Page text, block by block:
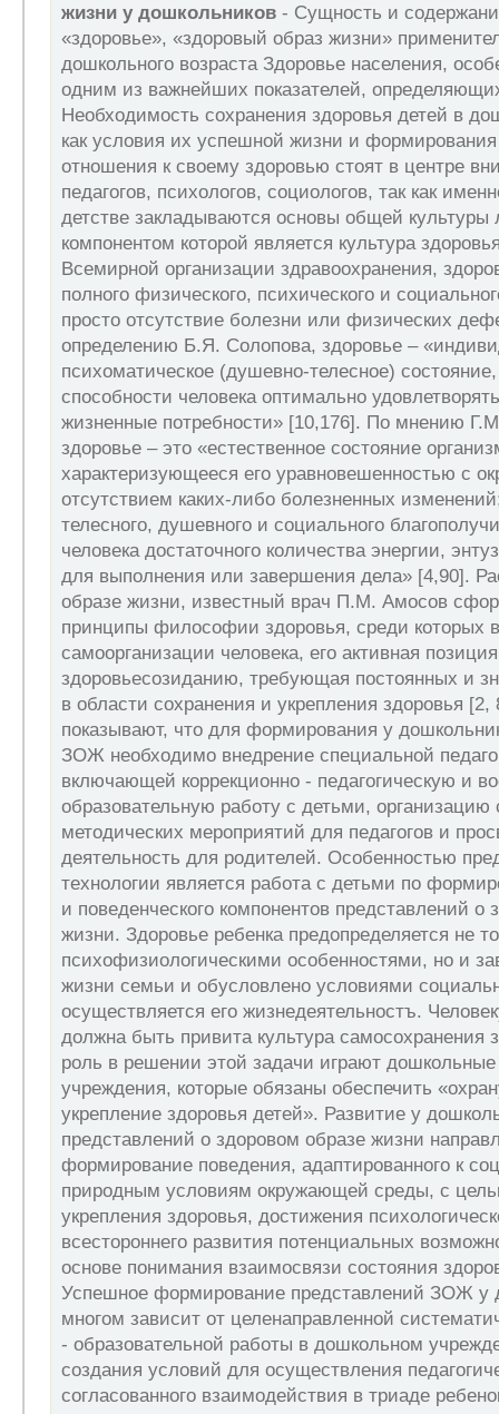
жизни у дошкольников - Сущность и
«здоровье», «здоровый образ жизни»
дошкольного возраста Здоровье населения,
одним из важнейших показателей,
Необходимость сохранения здоровья детей в
как условия их успешной жизни и формирования
отношения к своему здоровью стоят в центре
педагогов, психологов, социологов, так как
детстве закладываются основы общей
компонентом которой является культура
Всемирной организации здравоохранения,
полного физического, психического и
просто отсутствие болезни или физических
определению Б.Я. Солопова, здоровье –
психоматическое (душевно-телесное)
способности человека оптимально
жизненные потребности» [10,176]. По мнению
здоровье – это «естественное состояние
характеризующееся его уравновешенностью с
отсутствием каких-либо болезненных
телесного, душевного и социального
человека достаточного количества энергии,
для выполнения или завершения дела» [4,90].
образе жизни, известный врач П.М. Амосов
принципы философии здоровья, среди которых
самоорганизации человека, его активная
здоровьесозиданию, требующая постоянных и
в области сохранения и укрепления здоровья
показывают, что для формирования у
ЗОЖ необходимо внедрение специальной
включающей коррекционно - педагогическую и
образовательную работу с детьми, организацию
методических мероприятий для педагогов и
деятельность для родителей. Особенностью
технологии является работа с детьми по
и поведенческого компонентов представлений о
жизни. Здоровье ребенка предопределяется не
психофизиологическими особенностями, но и
жизни семьи и обусловлено условиями
осуществляется его жизнедеятельностъ.
должна быть привита культура самосохранения
роль в решении этой задачи играют дошкольные
учреждения, которые обязаны обеспечить
укрепление здоровья детей». Развитие у
представлений о здоровом образе жизни
формирование поведения, адаптированного к
природным условиям окружающей среды, с
укрепления здоровья, достижения
всестороннего развития потенциальных
основе понимания взаимосвязи состояния
Успешное формирование представлений ЗОЖ у
многом зависит от целенаправленной
- образовательной работы в дошкольном
создания условий для осуществления
согласованного взаимодействия в триаде